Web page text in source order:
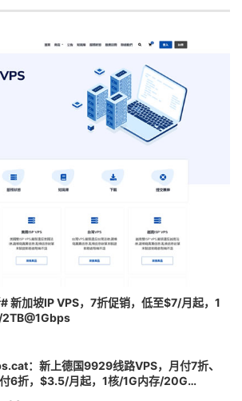
新加坡IP VPS，7折促销，低至$7/月起，1
2TB@1Gbps
：新上德国9929线路VPS，月付7折、
6折，$3.5/月起，1核/1G内存/20G